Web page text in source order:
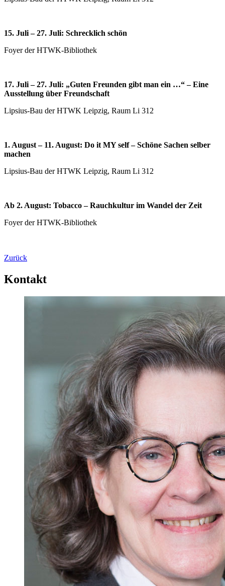
15. Juli – 27. Juli: Schrecklich schön
Foyer der HTWK-Bibliothek
17. Juli – 27. Juli: „Guten Freunden gibt man ein …“ – Eine
Ausstellung über Freundschaft
Lipsius-Bau der HTWK Leipzig, Raum Li 312
1. August – 11. August: Do it MY self – Schöne Sachen selber
machen
Lipsius-Bau der HTWK Leipzig, Raum Li 312
Ab 2. August: Tobacco – Rauchkultur im Wandel der Zeit
Foyer der HTWK-Bibliothek
Zurück
Kontakt